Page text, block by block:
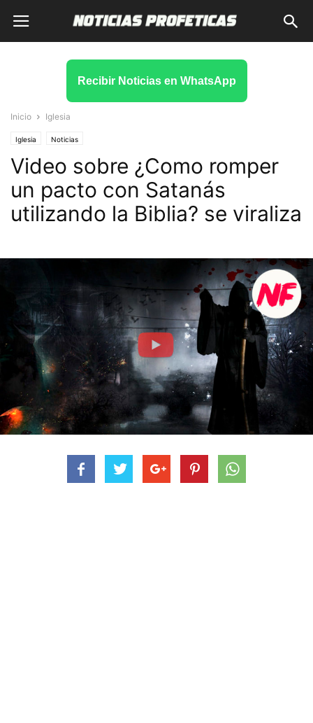
Recibir Noticias en WhatsApp
Inicio Iglesia
Iglesia Noticias
Video sobre ¿Como romper
un pacto con Satanás
utilizando la Biblia? se viraliza